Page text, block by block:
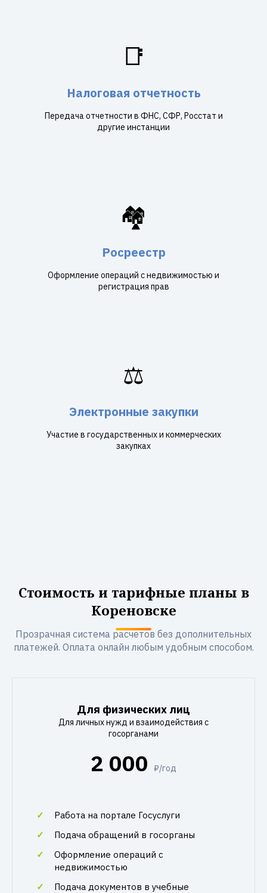
📑
Налоговая отчетность
Передача отчетности в ФНС, СФР, Росстат и
другие инстанции
🏘️
Росреестр
Оформление операций с недвижимостью и
регистрация прав
⚖️
Электронные закупки
Участие в государственных и коммерческих
закупках
Стоимость и тарифные планы в
Кореновске
Прозрачная система расчетов без дополнительных
платежей. Оплата онлайн любым удобным способом.
Для физических лиц
Для личных нужд и взаимодействия с
госорганами
2 000 ₽/год
Работа на портале Госуслуги
Подача обращений в госорганы
Оформление операций с
недвижимостью
Подача документов в учебные